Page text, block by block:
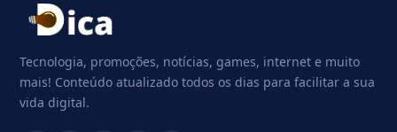
Tecnologia, promoções, notícias, games, internet e muito
mais! Conteúdo atualizado todos os dias para facilitar a sua
vida digital.